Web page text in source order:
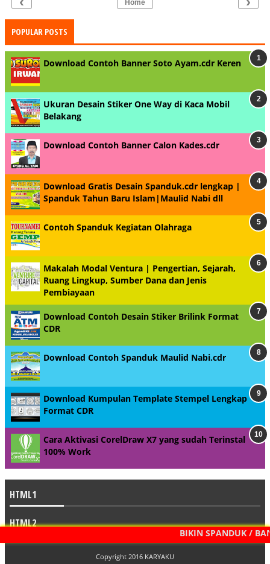
Home
POPULAR POSTS
Download Contoh Banner Soto Ayam.cdr Keren
Ukuran Desain Stiker One Way di Kaca Mobil
Belakang
Download Contoh Banner Calon Kades.cdr
Download Gratis Desain Spanduk.cdr lengkap |
Spanduk Tahun Baru Islam|Maulid Nabi dll
Contoh Spanduk Kegiatan Olahraga
Makalah Modal Ventura | Pengertian, Sejarah,
Ruang Lingkup, Sumber Dana dan Jenis
Pembiayaan
Download Contoh Desain Stiker Brilink Format
CDR
Download Contoh Spanduk Maulid Nabi.cdr
Download Kumpulan Template Stempel Lengkap
Format CDR
Cara Aktivasi CorelDraw X7 yang sudah Terinstal
100% Work
HTML1
BIKIN SPANDUK /
HTML2
Copyright 2016 KARYAKU